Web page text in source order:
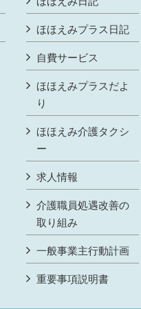
ほほえみプラス日記
自費サービス
ほほえみプラスだよ
り
ほほえみ介護タクシ
ー
求人情報
介護職員処遇改善の
取り組み
一般事業主行動計画
重要事項説明書